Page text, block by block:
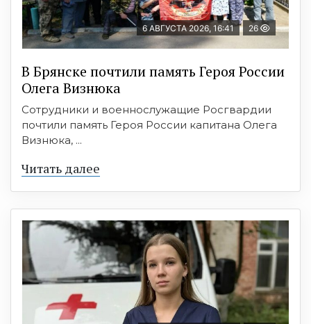
6 АВГУСТА 2026, 16:41 26
В Брянске почтили память Героя России
Олега Визнюка
Сотрудники и военнослужащие Росгвардии
почтили память Героя России капитана Олега
Визнюка, ...
Читать далее